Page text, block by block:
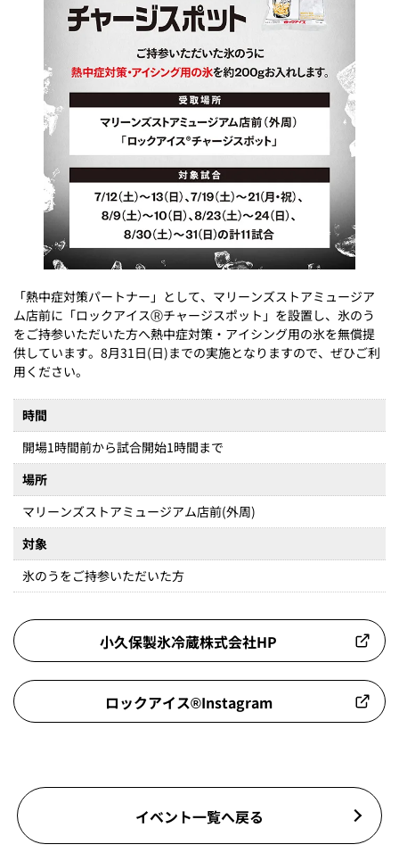
「熱中症対策パートナー」として、マリーンズストアミュージア
ム店前に「ロックアイスⓇチャージスポット」を設置し、氷のう
をご持参いただいた方へ熱中症対策・アイシング用の氷を無償提
供しています。8月31日(日)までの実施となりますので、ぜひご利
用ください。
時間
開場1時間前から試合開始1時間まで
場所
マリーンズストアミュージアム店前(外周)
対象
氷のうをご持参いただいた方
小久保製氷冷蔵株式会社HP
ロックアイス®︎Instagram
イベント一覧へ戻る